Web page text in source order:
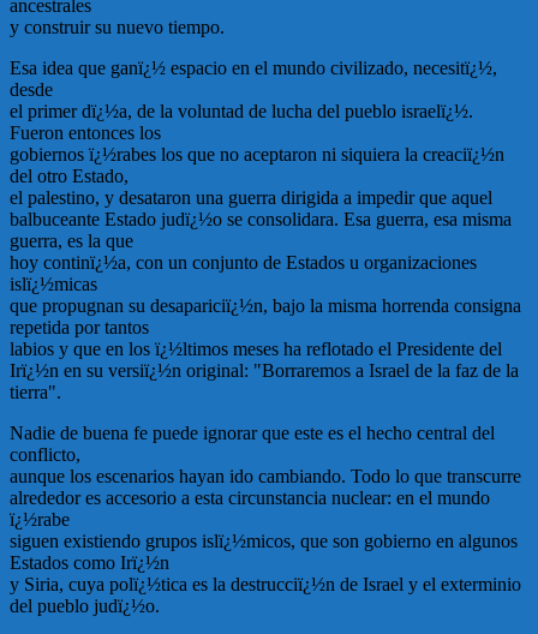
ancestrales
y construir su nuevo tiempo.
Esa idea que ganï¿½ espacio en el mundo civilizado, necesitï¿½,
desde
el primer dï¿½a, de la voluntad de lucha del pueblo israelï¿½.
Fueron entonces los
gobiernos ï¿½rabes los que no aceptaron ni siquiera la creaciï¿½n
del otro Estado,
el palestino, y desataron una guerra dirigida a impedir que aquel
balbuceante Estado judï¿½o se consolidara. Esa guerra, esa misma
guerra, es la que
hoy continï¿½a, con un conjunto de Estados u organizaciones
islï¿½micas
que propugnan su desapariciï¿½n, bajo la misma horrenda consigna
repetida por tantos
labios y que en los ï¿½ltimos meses ha reflotado el Presidente del
Irï¿½n en su versiï¿½n original: "Borraremos a Israel de la faz de la
tierra".
Nadie de buena fe puede ignorar que este es el hecho central del
conflicto,
aunque los escenarios hayan ido cambiando. Todo lo que transcurre
alrededor es accesorio a esta circunstancia nuclear: en el mundo
ï¿½rabe
siguen existiendo grupos islï¿½micos, que son gobierno en algunos
Estados como Irï¿½n
y Siria, cuya polï¿½tica es la destrucciï¿½n de Israel y el exterminio
del pueblo judï¿½o.